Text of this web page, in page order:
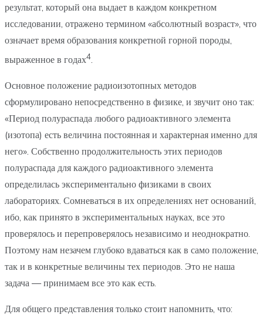
результат, который она выдает в каждом конкретном
исследовании, отражено термином «абсолютный возраст», что
означает время образования конкретной горной породы,
выраженное в годах4
Основное положение радиоизотопных методов
сформулировано непосредственно в физике, и звучит оно так:
«Период полураспада любого радиоактивного элемента
(изотопа) есть величина постоянная и характерная именно для
него». Собственно продолжительность этих периодов
полураспада для каждого радиоактивного элемента
определилась экспериментально физиками в своих
лабораториях. Сомневаться в их определениях нет оснований,
ибо, как принято в экспериментальных науках, все это
проверялось и перепроверялось независимо и неоднократно.
Поэтому нам незачем глубоко вдаваться как в само положение,
так и в конкретные величины тех периодов. Это не наша
задача — принимаем все это как есть.
Для общего представления только стоит напомнить, что: